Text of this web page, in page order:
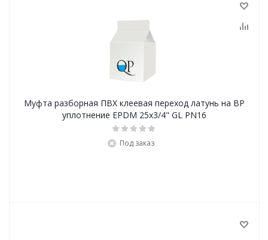
Муфта разборная ПВХ клеевая переход латунь на ВР
уплотнение EPDM 25x3/4" GL PN16
Под заказ